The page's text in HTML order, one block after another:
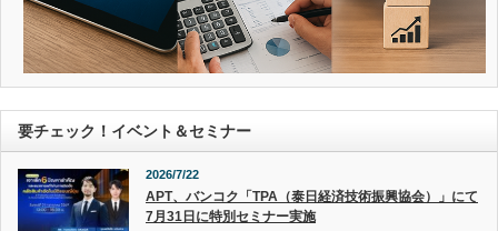
要チェック！イベント＆セミナー
2026/7/22
APT、バンコク「TPA（泰日経済技術振興協会）」にて
7月31日に特別セミナー実施